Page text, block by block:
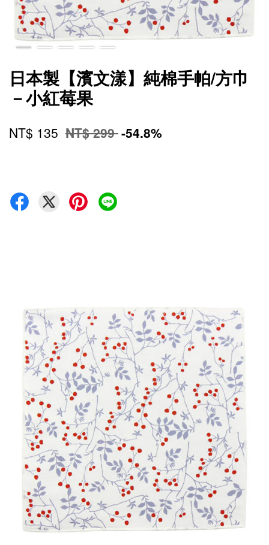
日本製【濱文漾】純棉手帕/方巾
－小紅莓果
NT$ 135 NT$ 299-54.8%